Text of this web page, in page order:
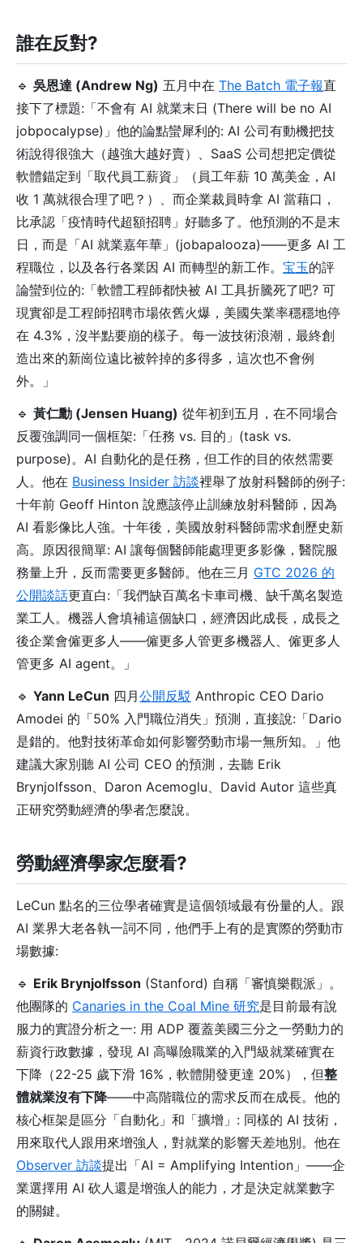
誰在反對?
🔹 吳恩達 (Andrew Ng) 五月中在 The Batch 電子報直
接下了標題:「不會有 AI 就業末日 (There will be no AI
jobpocalypse)」他的論點蠻犀利的: AI 公司有動機把技
術說得很強大（越強大越好賣）、SaaS 公司想把定價從
軟體錨定到「取代員工薪資」（員工年薪 10 萬美金，AI
收 1 萬就很合理了吧？）、而企業裁員時拿 AI 當藉口，
比承認「疫情時代超額招聘」好聽多了。他預測的不是末
日，而是「AI 就業嘉年華」(jobapalooza)——更多 AI 工
程職位，以及各行各業因 AI 而轉型的新工作。 宝玉的評
論蠻到位的:「軟體工程師都快被 AI 工具折騰死了吧? 可
現實卻是工程師招聘市場依舊火爆，美國失業率穩穩地停
在 4.3%，沒半點要崩的樣子。每一波技術浪潮，最終創
造出來的新崗位遠比被幹掉的多得多，這次也不會例
外。」
🔹 黃仁勳 (Jensen Huang) 從年初到五月，在不同場合
反覆強調同一個框架:「任務 vs. 目的」(task vs.
purpose)。AI 自動化的是任務，但工作的目的依然需要
人。他在 Business Insider 訪談裡舉了放射科醫師的例子:
十年前 Geoff Hinton 說應該停止訓練放射科醫師，因為
AI 看影像比人強。十年後，美國放射科醫師需求創歷史新
高。原因很簡單: AI 讓每個醫師能處理更多影像，醫院服
務量上升，反而需要更多醫師。他在三月 GTC 2026 的
公開談話更直白:「我們缺百萬名卡車司機、缺千萬名製造
業工人。機器人會填補這個缺口，經濟因此成長，成長之
後企業會僱更多人——僱更多人管更多機器人、僱更多人
管更多 AI agent。」
🔹 Yann LeCun 四月公開反駁 Anthropic CEO Dario
Amodei 的「50% 入門職位消失」預測，直接說:「Dario
是錯的。他對技術革命如何影響勞動市場一無所知。」他
建議大家別聽 AI 公司 CEO 的預測，去聽 Erik
Brynjolfsson、Daron Acemoglu、David Autor 這些真
正研究勞動經濟的學者怎麼說。
勞動經濟學家怎麼看?
LeCun 點名的三位學者確實是這個領域最有份量的人。跟
AI 業界大老各執一詞不同，他們手上有的是實際的勞動市
場數據:
🔹 Erik Brynjolfsson (Stanford) 自稱「審慎樂觀派」。
他團隊的 Canaries in the Coal Mine 研究是目前最有說
服力的實證分析之一: 用 ADP 覆蓋美國三分之一勞動力的
薪資行政數據，發現 AI 高曝險職業的入門級就業確實在
下降（22-25 歲下滑 16%，軟體開發更達 20%），但整
體就業沒有下降——中高階職位的需求反而在成長。他的
核心框架是區分「自動化」和「擴增」: 同樣的 AI 技術，
用來取代人跟用來增強人，對就業的影響天差地別。他在
Observer 訪談提出「AI = Amplifying Intention」——企
業選擇用 AI 砍人還是增強人的能力，才是決定就業數字
的關鍵。